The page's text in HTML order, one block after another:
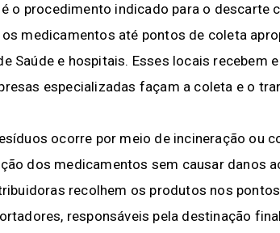
o procedimento indicado para o descarte
medicamentos até pontos de coleta
Saúde e hospitais. Esses locais recebem
especializadas façam a coleta e o
ocorre por meio de incineração ou
dos medicamentos sem causar danos
recolhem os produtos nos
responsáveis pela destinação